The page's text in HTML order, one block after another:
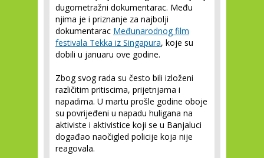
dugometražni dokumentarac. Među
njima je i priznanje za najbolji
dokumentarac Međunarodnog film
festivala Tekka iz Singapura, koje su
dobili u januaru ove godine.
Zbog svog rada su često bili izloženi
različitim pritiscima, prijetnjama i
napadima. U martu prošle godine oboje
su povrijeđeni u napadu huligana na
aktiviste i aktivistice koji se u Banjaluci
događao naočigled policije koja nije
reagovala.